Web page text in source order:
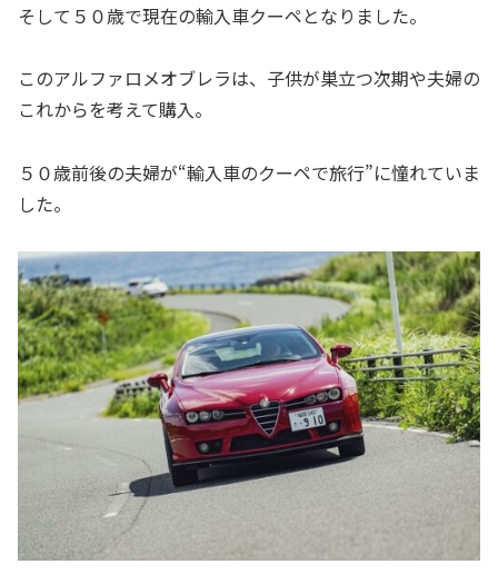
そして５０歳で現在の輸入車クーペとなりました。
このアルファロメオブレラは、子供が巣立つ次期や夫婦の
これからを考えて購入。
５０歳前後の夫婦が“輸入車のクーペで旅行”に憧れていま
した。